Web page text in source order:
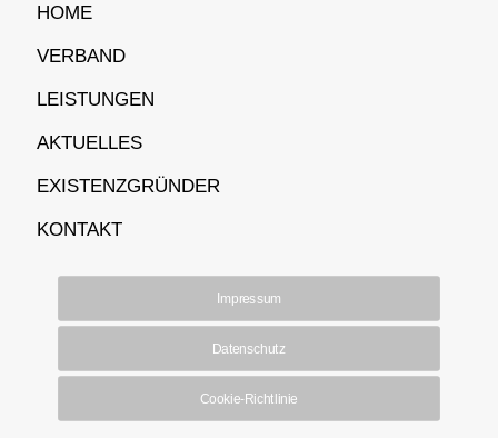
HOME
VERBAND
LEISTUNGEN
AKTUELLES
EXISTENZGRÜNDER
KONTAKT
Impressum
Datenschutz
Cookie-Richtlinie